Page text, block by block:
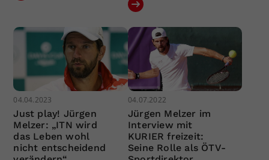
04.04.2023
Just play! Jürgen
Melzer: „ITN wird
das Leben wohl
nicht entscheidend
04.07.2022
Jürgen Melzer im
Interview mit
KURIER freizeit:
Seine Rolle als ÖTV-